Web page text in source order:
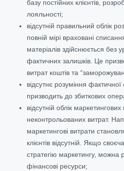
базу постійних клієнтів,
лояльності;
відсутній правильний облік
повній мірі враховані
матеріалів здійснюється без
фактичних залишків. Це
витрат коштів та
відсутнє розуміння фактичної
призводить до збиткових
відсутній облік
неконтрольованих витрат.
маркетингові витрати
клієнтів відсутній. Якщо
стратегію маркетингу, можна
фінансові ресурси;